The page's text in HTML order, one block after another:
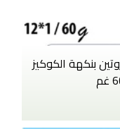
سبو ديلوكس 20 غم بروتين بنكهة الكوكيز